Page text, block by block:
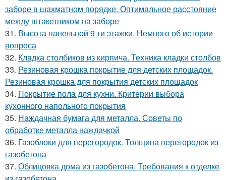
заборе в шахматном порядке. Оптимальное расстояние
между штакетником на заборе
31. Высота панельной 9 ти этажки. Немного об истории
вопроса
32. Кладка столбиков из кирпича. Техника кладки столбов
33. Резиновая крошка покрытие для детских площадок.
Резиновая крошка для покрытия детских площадок
34. Покрытие пола для кухни. Критерии выбора
кухонного напольного покрытия
35. Наждачная бумага для металла. Советы по
обработке металла наждачкой
36. Газоблоки для перегородок. Толщина перегородок из
газобетона
37. Облицовка дома из газобетона. Требования к отделке